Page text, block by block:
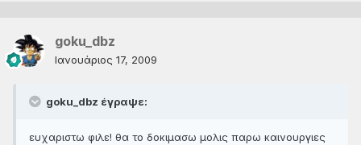
goku_dbz
Ιανουάριος 17, 2009
goku_dbz έγραψε:
ευχαριστω φιλε! θα το δοκιμασω μολις παρω καινουργιες